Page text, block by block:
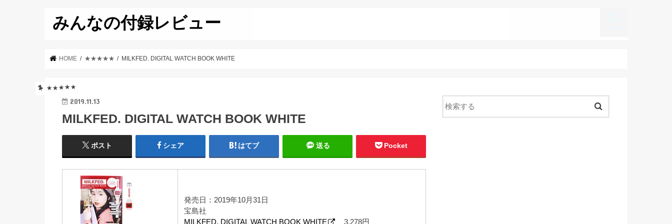
みんなの付録レビュー
HOME ★★★★★ MILKFED. DIGITAL WATCH BOOK WHITE
★★★★★
2019.11.13
MILKFED. DIGITAL WATCH BOOK WHITE
ポスト シェア はてブ 送る Pocket
発売日：2019年10月31日
宝島社
MILKFED. DIGITAL WATCH BOOK WHITE
3,278円